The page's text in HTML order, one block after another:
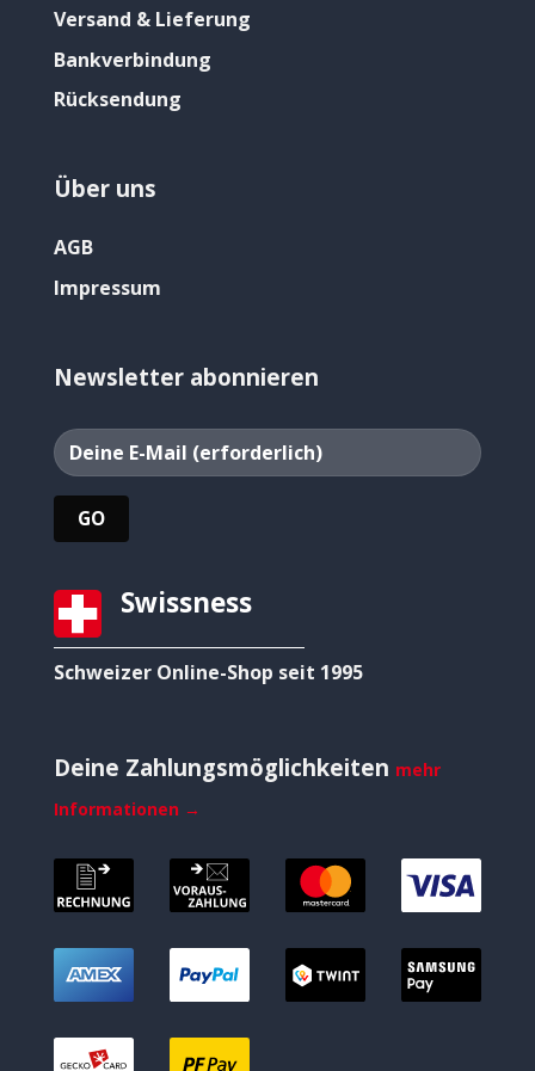
Versand & Lieferung
Bankverbindung
Rücksendung
Über uns
AGB
Impressum
Newsletter abonnieren
Swissness
Schweizer Online-Shop seit 1995
Deine Zahlungsmöglichkeiten mehr
Informationen →